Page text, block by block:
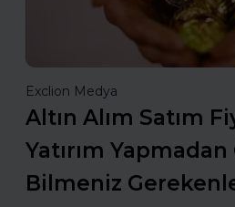
Exclion Medya
Altın Alım Satım
Yatırım Yapmadan
Bilmeniz